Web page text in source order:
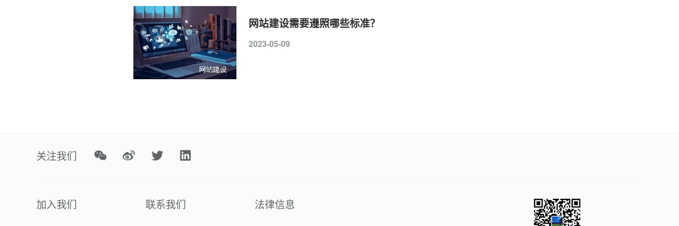
网站建设需要遵照哪些标准？
2023-05-09
关注我们
加入我们 联系我们 法律信息